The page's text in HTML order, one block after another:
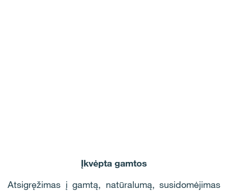
Įkvėpta gamtos
Atsigręžimas į gamtą, natūralumą, susidomėjimas